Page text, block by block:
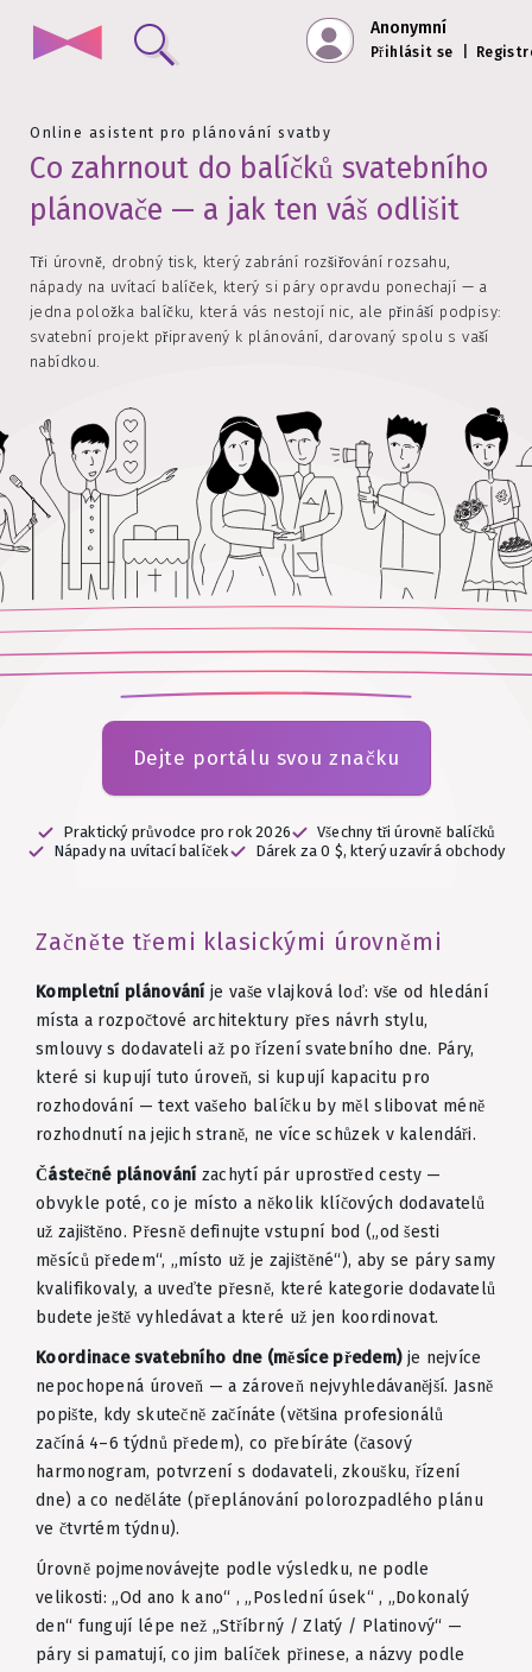
Anonymní
Přihlásit se
Online asistent pro plánování svatby
Co zahrnout do balíčků svatebního
plánovače — a jak ten váš odlišit
Tři úrovně, drobný tisk, který zabrání rozšiřování rozsahu,
nápady na uvítací balíček, který si páry opravdu ponechají — a
jedna položka balíčku, která vás nestojí nic, ale přináší podpisy:
svatební projekt připravený k plánování, darovaný spolu s vaší
nabídkou.
Dejte portálu svou značku
Praktický průvodce pro rok 2026
Všechny tři úrovně balíčků
Nápady na uvítací balíček
Dárek za 0 $, který uzavírá obchody
Začněte třemi klasickými úrovněmi
Kompletní plánování je vaše vlajková loď: vše od hledání
místa a rozpočtové architektury přes návrh stylu,
smlouvy s dodavateli až po řízení svatebního dne. Páry,
které si kupují tuto úroveň, si kupují kapacitu pro
rozhodování — text vašeho balíčku by měl slibovat méně
rozhodnutí na jejich straně, ne více schůzek v kalendáři.
Částečné plánování zachytí pár uprostřed cesty —
obvykle poté, co je místo a několik klíčových dodavatelů
už zajištěno. Přesně definujte vstupní bod („od šesti
měsíců předem“, „místo už je zajištěné“), aby se páry samy
kvalifikovaly, a uveďte přesně, které kategorie dodavatelů
budete ještě vyhledávat a které už jen koordinovat.
Koordinace svatebního dne (měsíce předem)je nejvíce
nepochopená úroveň — a zároveň nejvyhledávanější. Jasně
popište, kdy skutečně začínáte (většina profesionálů
začíná 4–6 týdnů předem), co přebíráte (časový
harmonogram, potvrzení s dodavateli, zkoušku, řízení
dne) a co neděláte (přeplánování polorozpadlého plánu
ve čtvrtém týdnu).
Úrovně pojmenovávejte podle výsledku, ne podle
velikosti: „Od ano k ano“ , „Poslední úsek“ , „Dokonalý
den“ fungují lépe než „Stříbrný / Zlatý / Platinový“ —
páry si pamatují, co jim balíček přinese, a názvy podle